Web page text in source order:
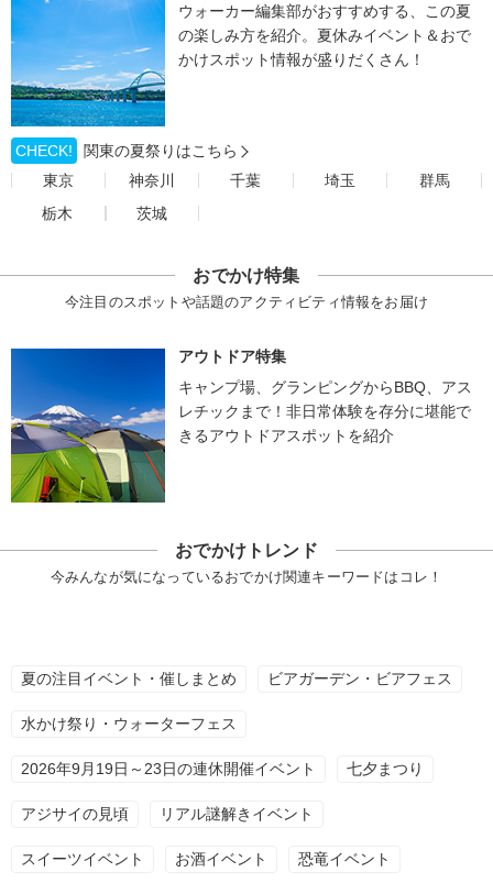
ウォーカー編集部がおすすめする、この夏
の楽しみ方を紹介。夏休みイベント＆おで
かけスポット情報が盛りだくさん！
CHECK!
関東の夏祭りはこちら
東京
神奈川 千葉 埼玉
群馬
栃木
茨城
おでかけ特集
今注目のスポットや話題のアクティビティ情報をお届け
アウトドア特集
キャンプ場、グランピングからBBQ、アス
レチックまで！非日常体験を存分に堪能で
きるアウトドアスポットを紹介
おでかけトレンド
今みんなが気になっているおでかけ関連キーワードはコレ！
夏の注目イベント・催しまとめ ビアガーデン・ビアフェス
水かけ祭り・ウォーターフェス
2026年9月19日～23日の連休開催イベント 七夕まつり
アジサイの見頃 リアル謎解きイベント
スイーツイベント お酒イベント 恐竜イベント